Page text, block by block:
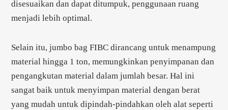
disesuaikan dan dapat ditumpuk, penggunaan ruang
menjadi lebih optimal.
Selain itu, jumbo bag FIBC dirancang untuk menampung
material hingga 1 ton, memungkinkan penyimpanan dan
pengangkutan material dalam jumlah besar. Hal ini
sangat baik untuk menyimpan material dengan berat
yang mudah untuk dipindah-pindahkan oleh alat seperti